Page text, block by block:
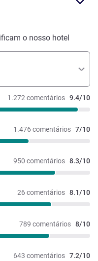
o nosso hotel
1.272 comentários 9.4/10
1.476 comentários 7/10
950 comentários 8.3/10
26 comentários 8.1/10
789 comentários 8/10
643 comentários 7.2/10